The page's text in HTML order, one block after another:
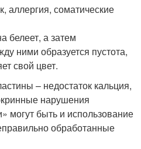
аллергия, соматические
белеет, а затем
ними образуется пустота,
свой цвет.
– недостаток кальция,
нарушения
могут быть и использование
обработанные